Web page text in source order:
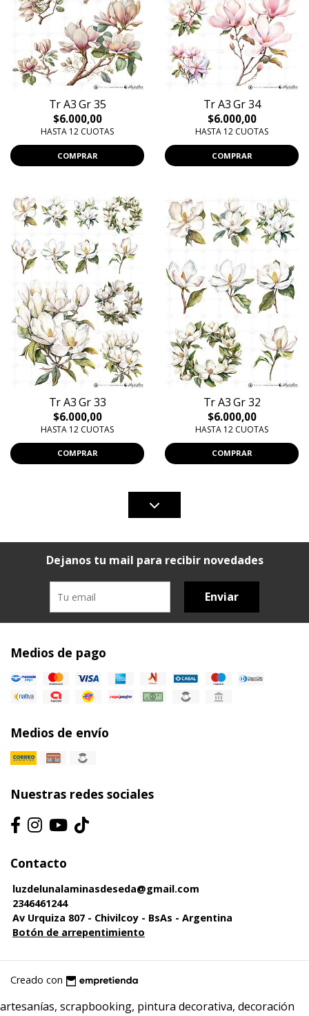
Tr A3 Gr 35
$6.000,00
HASTA 12 CUOTAS
COMPRAR
Tr A3 Gr 34
$6.000,00
HASTA 12 CUOTAS
COMPRAR
Tr A3 Gr 33
$6.000,00
HASTA 12 CUOTAS
COMPRAR
Tr A3 Gr 32
$6.000,00
HASTA 12 CUOTAS
COMPRAR
Dejanos tu mail para recibir novedades
Enviar
Medios de pago
Medios de envío
Nuestras redes sociales
Contacto
luzdelunalaminasdeseda@gmail.com
2346461244
Av Urquiza 807 - Chivilcoy - BsAs - Argentina
Botón de arrepentimiento
Creado con
artesanías, scrapbooking, pintura decorativa, decoración